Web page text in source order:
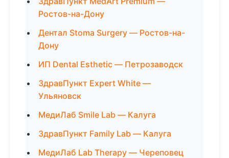
Ростов-на-Дону
Дентал Stoma Surgery — Ростов-на-
Дону
ИП Dental Esthetic — Петрозаводск
ЗдравПункт Expert White —
Ульяновск
МедиЛаб Smile Lab — Калуга
ЗдравПункт Family Lab — Калуга
МедиЛаб Lab Therapy — Череповец